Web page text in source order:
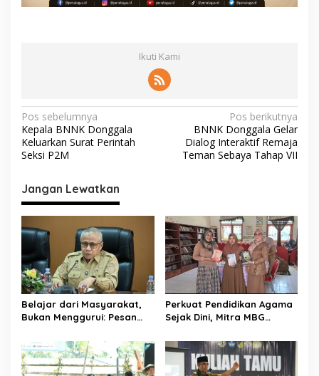
Ikuti Kami
N
a
v
i
g
a
s
i
p
o
s
Pos sebelumnya
Kepala BNNK Donggala
Keluarkan Surat Perintah
Seksi P2M
Pos berikutnya
BNNK Donggala Gelar
Dialog Interaktif Remaja
Teman Sebaya Tahap VII
Jangan Lewatkan
Belajar dari Masyarakat,
Bukan Menggurui: Pesan
Mahasiswa KKN
Perkuat Pendidikan Agama
Sejak Dini, Mitra MBG
Banawa